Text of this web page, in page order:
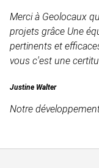
Merci à Geolocaux
projets grâce Une
pertinents et
vous c'est une
Justine Walter
Notre